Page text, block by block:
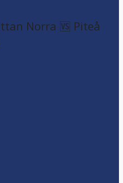
Norra 🆚 Piteå